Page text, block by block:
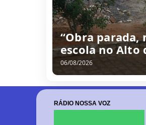
/
0
8
/
2
0
2
6
RÁDIO NOSSA VOZ